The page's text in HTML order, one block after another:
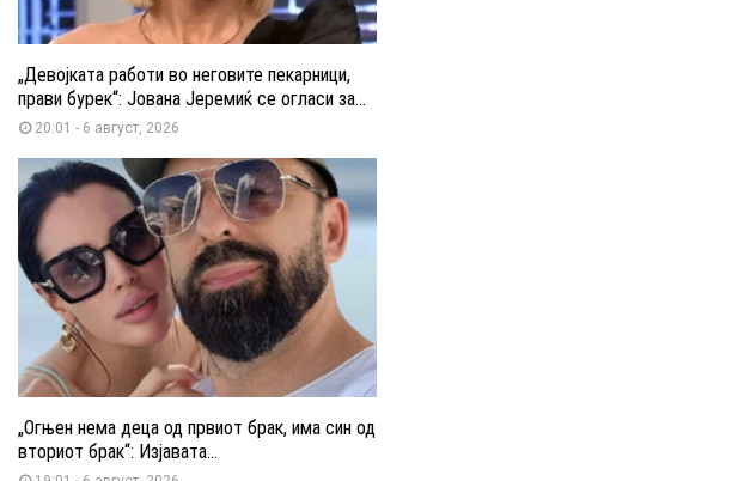
„Девојката работи во неговите пекарници,
прави бурек“: Јована Јеремиќ се огласи за...
20:01 - 6 август, 2026
„Огњен нема деца од првиот брак, има син од
вториот брак“: Изјавата...